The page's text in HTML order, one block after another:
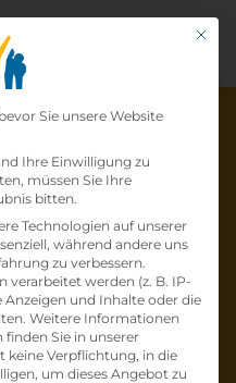
schon
bei
.
Mit
Sie unsere Website
Ihre Einwilligung zu
müssen Sie Ihre
bitten.
Technologien auf unserer
während andere uns
zu verbessern.
verarbeitet werden (z. B. IP-
Anzeigen und Inhalte oder die
Weitere Informationen
Sie in unserer
keine Verpflichtung, in die
um dieses Angebot zu